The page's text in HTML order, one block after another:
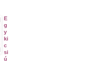
E
g
y
ki
c
si
ú